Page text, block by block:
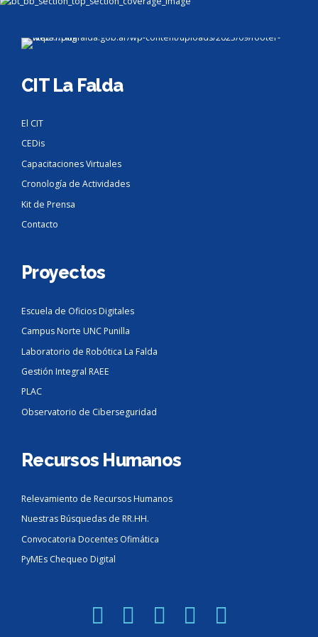
CIT La Falda
El CIT
CEDis
Capacitaciones Virtuales
Cronología de Actividades
Kit de Prensa
Contacto
Proyectos
Escuela de Oficios Digitales
Campus Norte UNC Punilla
Laboratorio de Robótica La Falda
Gestión Integral RAEE
PLAC
Observatorio de Ciberseguridad
Recursos Humanos
Relevamiento de Recursos Humanos
Nuestras Búsquedas de RR.HH.
Convocatoria Docentes Ofimática
PyMEs Chequeo Digital